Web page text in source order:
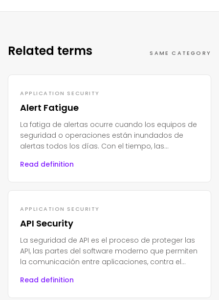
Related terms SAME CATEGORY
APPLICATION SECURITY
Alert Fatigue
La fatiga de alertas ocurre cuando los equipos de
seguridad o operaciones están inundados de
alertas todos los días. Con el tiempo, las
ignorarlas.
Read definition
APPLICATION SECURITY
API Security
La seguridad de API es el proceso de proteger las
API, las partes del software moderno que permiten
la comunicación entre aplicaciones, contra el
Read definition